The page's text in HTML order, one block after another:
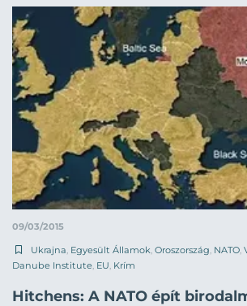
09/03/2015
Ukrajna Egyesült Államok Oroszország NATO
Danube Institute EU Krím
Hitchens: A NATO épít